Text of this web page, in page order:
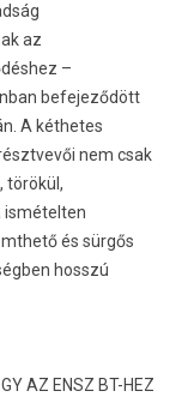
az
–
be­fejeződött
A két­hetes
nem csak
törökül,
is­mételt­en
és sürgős
hosszú
AZ ENSZ BT-HEZ